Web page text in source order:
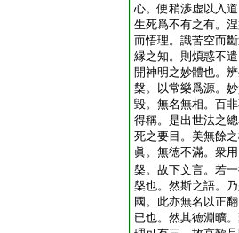
心。便稍渉虚以入
生死爲不有之有。
而悟理。識苦空而
縁之知。則煩惑不
開神明之妙體也。
槃。以常樂爲源。
毀。無名無相。百
得稱。是出世法之
死之要目。美無餘
眞。無徳不滿。衆
槃。故下文言。若
槃也。然斯之語。
國。此亦無名以正
已也。然其徳淵曠